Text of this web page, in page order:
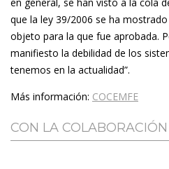
que la ley 39/2006 se ha
objeto para la que fue aprobada.
manifiesto la debilidad de los
tenemos en la actualidad”.
Más información: COCEMFE
CON LA